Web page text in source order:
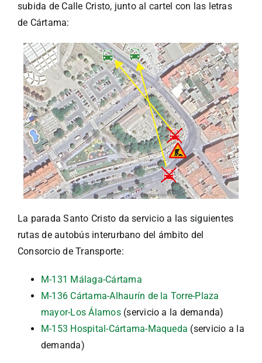
subida de Calle Cristo, junto al cartel con las letras
de Cártama:
La parada Santo Cristo da servicio a las siguientes
rutas de autobús interurbano del ámbito del
Consorcio de Transporte:
M-131 Málaga-Cártama
M-136 Cártama-Alhaurín de la Torre-Plaza
mayor-Los Álamos(servicio a la demanda)
M-153 Hospital-Cártama-Maqueda (servicio a la
demanda)